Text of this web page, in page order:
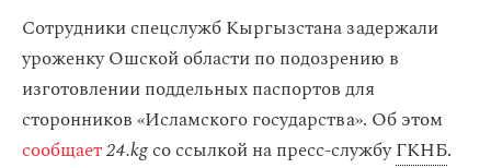
Сотрудники спецслужб Кыргызстана задержали
уроженку Ошской области по подозрению в
изготовлении поддельных паспортов для
сторонников «Исламского государства». Об этом
сообщает24.kgсо ссылкой на пресс-службуГКНБ.